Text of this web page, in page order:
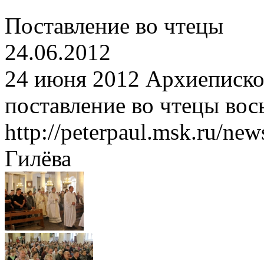
Поставление во чтецы
24.06.2012
24 июня 2012
поставление во чтецы
http://peterpaul.msk.ru/
Гилёва